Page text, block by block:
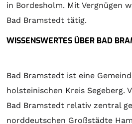
in Bordesholm. Mit Vergnügen
Bad Bramstedt tätig.
WISSENSWERTES ÜBER BAD
Bad Bramstedt ist eine
holsteinischen Kreis Segeberg.
Bad Bramstedt relativ zentral
norddeutschen Großstädte